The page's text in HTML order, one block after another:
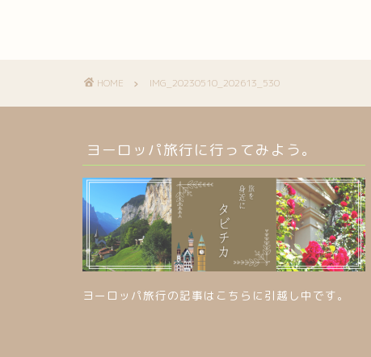
HOME IMG_20230510_202613_530
ヨーロッパ旅行に行ってみよう。
ヨーロッパ旅行の記事はこちらに引越し中です。